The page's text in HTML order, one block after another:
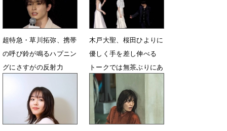
超特急・草川拓弥、携帯
の呼び鈴が鳴るハプニン
グにさすがの反射力
木戸大聖、桜田ひよりに
優しく手を差し伸べる
トークでは無茶ぶりにあ
いタジタジ
5月28日 06時45分